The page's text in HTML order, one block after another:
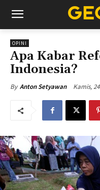
OPINI
Apa Kabar
Indonesia?
By Anton Setyawan Kamis,